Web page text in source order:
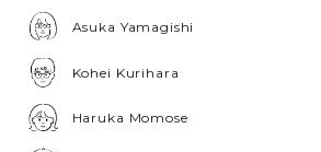
Asuka Yamagishi
Kohei Kurihara
Haruka Momose